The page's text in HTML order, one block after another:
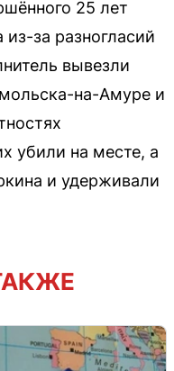
25 лет
из-за разногласий
вывезли
на-Амуре и
убили на месте, а
и удерживали